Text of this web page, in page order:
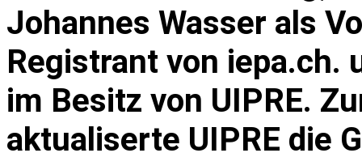
Johannes Wasser als
Registrant von iepa.ch.
im Besitz von UIPRE.
aktualiserte UIPRE die